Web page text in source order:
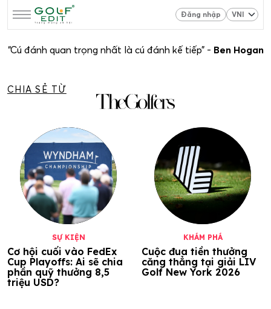
Đăng nhập
“Cú đánh quan trọng nhất là cú đánh kế tiếp” - Ben Hogan
CHIA SẺ TỪ
SỰ KIỆN
Cơ hội cuối vào FedEx
Cup Playoffs: Ai sẽ chia
phần quỹ thưởng 8,5
triệu USD?
KHÁM PHÁ
Cuộc đua tiền thưởng
căng thẳng tại giải LIV
Golf New York 2026